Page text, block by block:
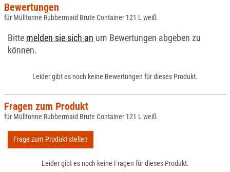
Bewertungen
für Mülltonne Rubbermaid Brute Container 121 L weiß
Bitte melden sie sich an um Bewertungen abgeben zu
können.
Leider gibt es noch keine Bewertungen für dieses Produkt.
Fragen zum Produkt
für Mülltonne Rubbermaid Brute Container 121 L weiß
Frage zum Produkt stellen
Leider gibt es noch keine Fragen für dieses Produkt.